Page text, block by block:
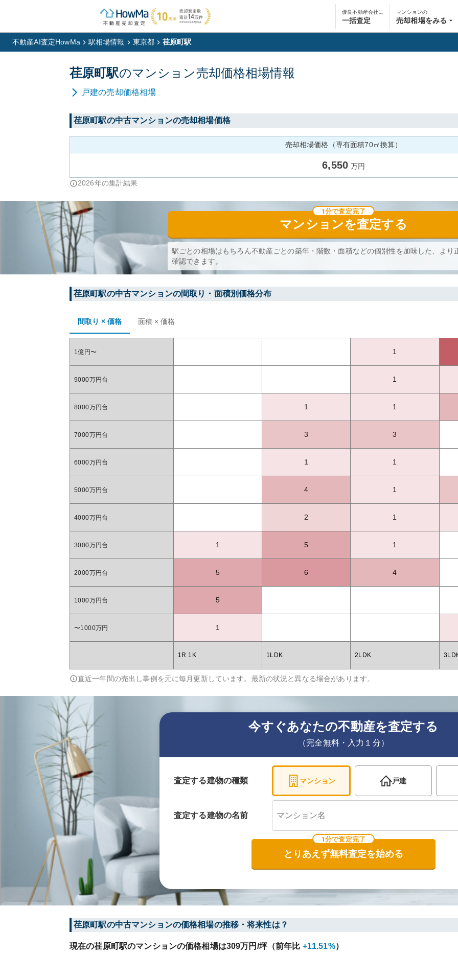
優良不動産会社に
一括査定
マンションの
売却相場をみる
不動産AI査定HowMa 駅相場情報 東京都 荏原町駅
荏原町駅のマンション売却価格相場情報
戸建の売却価格相場
荏原町駅の中古マンションの売却相場価格
売却相場価格（専有面積70㎡換算）
6,550 万円
2026年の集計結果
マンションを査定する
1分で査定完了
駅ごとの相場はもちろん不動産ごとの築年・階数・面積などの個別性を加味した、より
確認できます。
荏原町駅の中古マンションの間取り・面積別価格分布
間取り × 価格 面積 × 価格
1億円〜 1
9000万円台 1
8000万円台 1 1
7000万円台 3 3
6000万円台 1 1
5000万円台 4 1
4000万円台 2 1
3000万円台 1 5 1
2000万円台 5 6 4
1000万円台 5
〜1000万円 1
1R 1K 1LDK 2LDK
直近一年間の売出し事例を元に毎月更新しています。最新の状況と異なる場合があります。
今すぐあなたの不動産を査定する
（完全無料・入力１分）
査定する建物の種類 マンション 戸建
査定する建物の名前
1分で査定完了
とりあえず無料査定を始める
荏原町駅の中古マンションの価格相場の推移・将来性は？
現在の荏原町駅のマンションの価格相場は309万円/坪（前年比 +11.51%）